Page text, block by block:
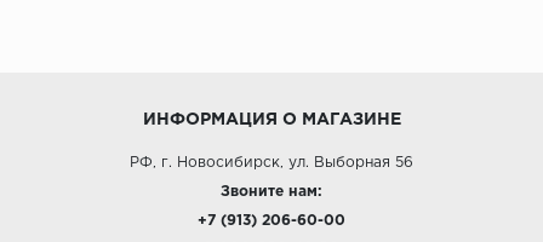
ИНФОРМАЦИЯ О МАГАЗИНЕ
РФ, г. Новосибирск, ул. Выборная 56
Звоните нам:
+7 (913) 206-60-00